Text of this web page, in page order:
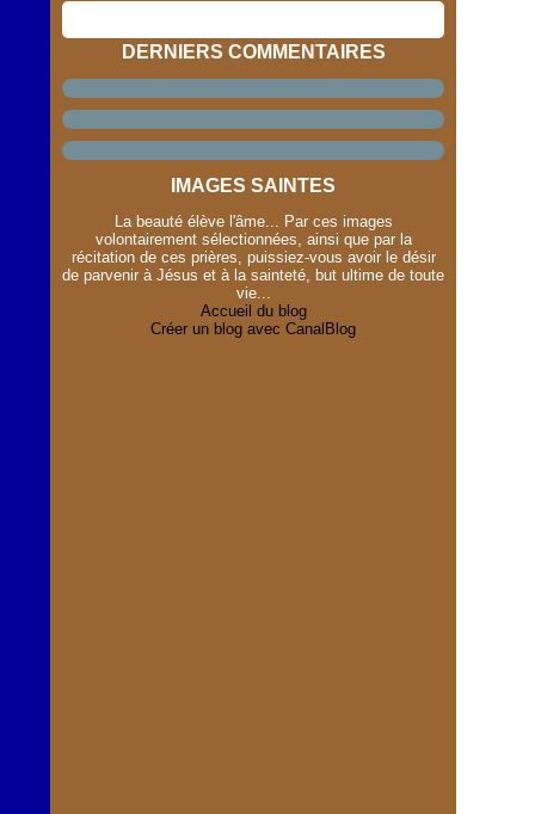
DERNIERS COMMENTAIRES
IMAGES SAINTES
La beauté élève l'âme... Par ces images
volontairement sélectionnées, ainsi que par la
récitation de ces prières, puissiez-vous avoir le désir
de parvenir à Jésus et à la sainteté, but ultime de toute
vie...
Accueil du blog
Créer un blog avec CanalBlog